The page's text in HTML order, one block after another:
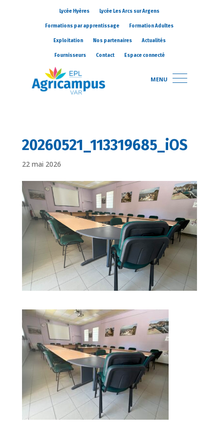
Lycée Hyères Lycée Les Arcs sur Argens
Formations par apprentissage Formation Adultes
Exploitation Nos partenaires Actualités
Fournisseurs Contact Espace connecté
MENU
20260521_113319685_iOS
22 mai 2026